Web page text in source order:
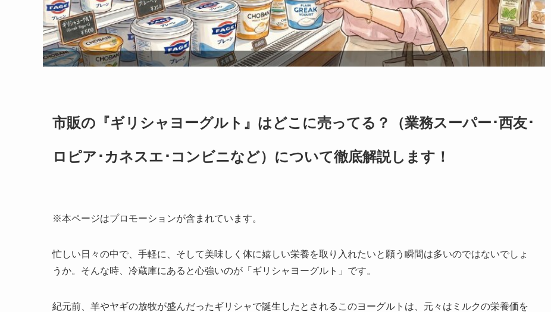
市販の『ギリシャヨーグルト』はどこに売ってる？（業務スーパー･西友･
ロピア･カネスエ･コンビニなど）について徹底解説します！
※本ページはプロモーションが含まれています。
忙しい日々の中で、手軽に、そして美味しく体に嬉しい栄養を取り入れたいと願う瞬間は多いのではないでしょ
うか。そんな時、冷蔵庫にあると心強いのが「ギリシャヨーグルト」です。
紀元前、羊やヤギの放牧が盛んだったギリシャで誕生したとされるこのヨーグルトは、元々はミルクの栄養価を